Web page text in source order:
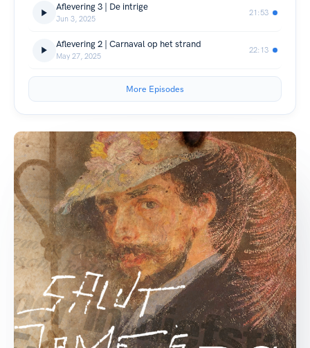
Aflevering 3 | De intrige
Jun 3, 2025
21:53
Aflevering 2 | Carnaval op het strand
May 27, 2025
22:13
More Episodes